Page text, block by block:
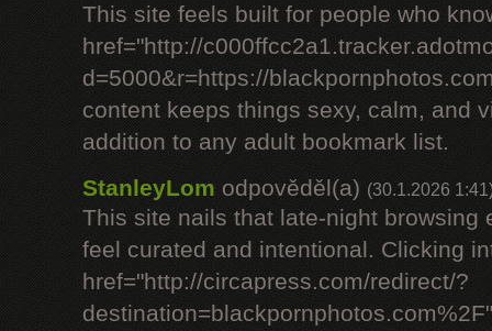
This site feels built for people who
href="http://
d=5000&r=https://
content keeps things sexy, calm, and
addition to any adult bookmark list.
StanleyLom odpověděl(a) (30.1.2026
This site nails that late-night browsing
feel curated and intentional. Clicking
href="http://circapress.com/redirect/?